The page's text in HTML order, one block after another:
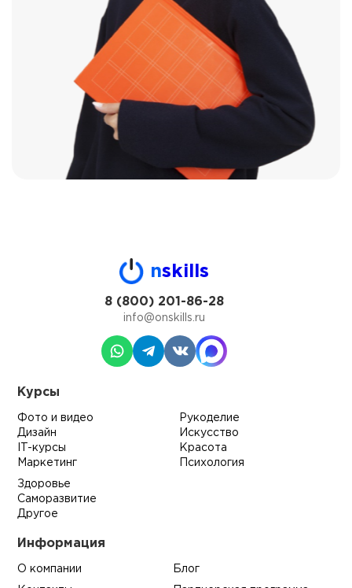
nskills
8 (800) 201-86-28
info@onskills.ru
Курсы
Фото и видео
Дизайн
IT-курсы
Маркетинг
Рукоделие
Искусство
Красота
Психология
Здоровье
Саморазвитие
Другое
Информация
О компании Блог